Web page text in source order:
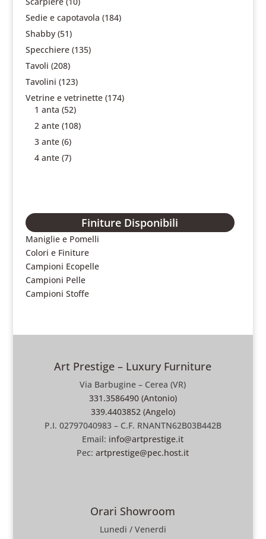
Sedie e capotavola (184)
Shabby (51)
Specchiere (135)
Tavoli (208)
Tavolini (123)
Vetrine e vetrinette (174)
1 anta (52)
2 ante (108)
3 ante (6)
4 ante (7)
Finiture Disponibili
Maniglie e Pomelli
Colori e Finiture
Campioni Ecopelle
Campioni Pelle
Campioni Stoffe
Art Prestige – Luxury Furniture
Via Barbugine – Cerea (VR)
331.3586490 (Antonio)
339.4403852 (Angelo)
P.I. 02797040983 – C.F. RNANTN62B03B442B
Email: info@artprestige.it
Pec:artprestige@pec.host.it
Orari Showroom
Lunedi / Venerdi